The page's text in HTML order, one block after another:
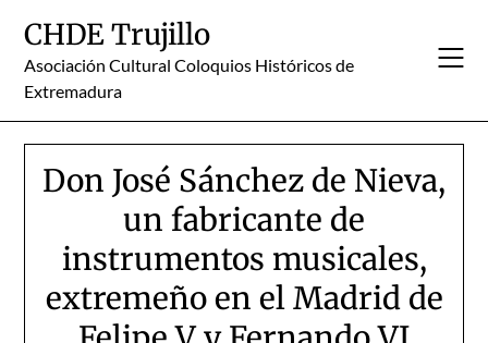
content
CHDE Trujillo
Asociación Cultural Coloquios Históricos de
Extremadura
Don José Sánchez de Nieva,
un fabricante de
instrumentos musicales,
extremeño en el Madrid de